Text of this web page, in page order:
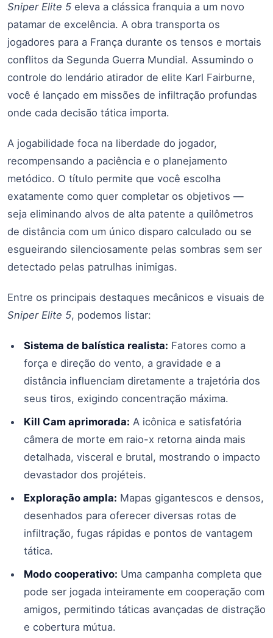
Sniper Elite 5 eleva a clássica franquia a um novo
patamar de excelência. A obra transporta os
jogadores para a França durante os tensos e mortais
conflitos da Segunda Guerra Mundial. Assumindo o
controle do lendário atirador de elite Karl Fairburne,
você é lançado em missões de infiltração profundas
onde cada decisão tática importa.
A jogabilidade foca na liberdade do jogador,
recompensando a paciência e o planejamento
metódico. O título permite que você escolha
exatamente como quer completar os objetivos —
seja eliminando alvos de alta patente a quilômetros
de distância com um único disparo calculado ou se
esgueirando silenciosamente pelas sombras sem ser
detectado pelas patrulhas inimigas.
Entre os principais destaques mecânicos e visuais de
Sniper Elite 5, podemos listar:
Sistema de balística realista: Fatores como a
força e direção do vento, a gravidade e a
distância influenciam diretamente a trajetória dos
seus tiros, exigindo concentração máxima.
Kill Cam aprimorada: A icônica e satisfatória
câmera de morte em raio-x retorna ainda mais
detalhada, visceral e brutal, mostrando o impacto
devastador dos projéteis.
Exploração ampla: Mapas gigantescos e densos,
desenhados para oferecer diversas rotas de
infiltração, fugas rápidas e pontos de vantagem
tática.
Modo cooperativo: Uma campanha completa que
pode ser jogada inteiramente em cooperação com
amigos, permitindo táticas avançadas de distração
e cobertura mútua.